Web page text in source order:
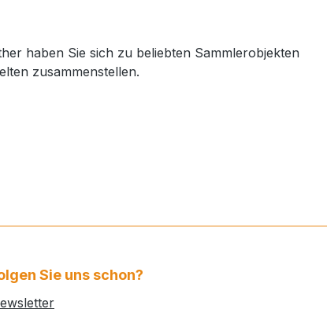
haben Sie sich zu beliebten Sammlerobjekten
zusammenstellen.
Sie uns schon?